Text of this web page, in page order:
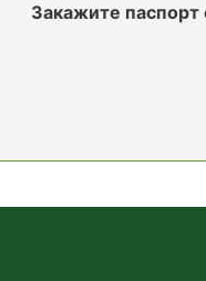
Закажите паспорт